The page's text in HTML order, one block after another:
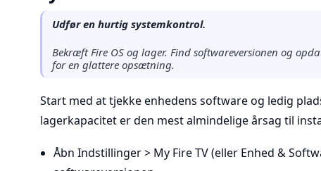
Udfør en hurtig systemkontrol.
Bekræft Fire OS og lager. Find softwareversionen og
for en glattere opsætning.
Start med at tjekke enhedens software og ledig
lagerkapacitet er den mest almindelige årsag til
Åbn Indstillinger > My Fire TV (eller Enhed &